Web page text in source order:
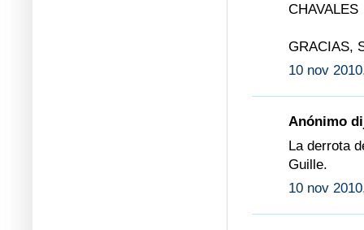
CHAVALES
GRACIAS,
10 nov
Anónimo
La derrota
Guille.
10 nov